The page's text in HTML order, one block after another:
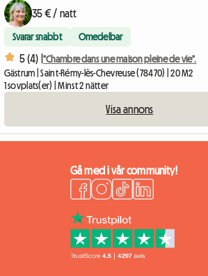
35 € / natt
Svarar snabbt Omedelbar
5 (4) | "Chambre dans une maison pleine de vie".
Gästrum | Saint-Rémy-lès-Chevreuse (78470) | 20 M2
1 sovplats(er) | Minst 2 nätter
Visa annons
Gå med i vår community!